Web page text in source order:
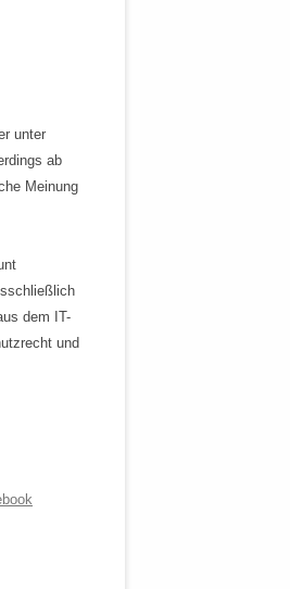
unter
ab
Meinung
dem IT-
und